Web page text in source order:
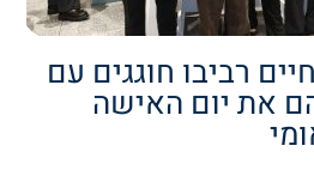
רביבו חוגגים עם
את יום האישה